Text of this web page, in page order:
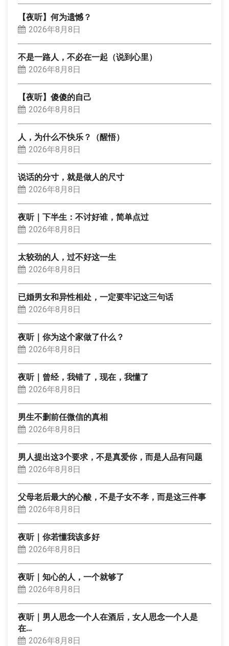
【夜听】何为遗憾？
2026年8月8日
不是一路人，不必在一起（说到心里）
2026年8月8日
【夜听】傻傻的自己
2026年8月8日
人，为什么不快乐？（醒悟）
2026年8月8日
说话的分寸，就是做人的尺寸
2026年8月8日
夜听｜下半生：不讨好谁，简单点过
2026年8月8日
太较劲的人，过不好这一生
2026年8月8日
已婚男女和异性相处，一定要牢记这三句话
2026年8月8日
夜听｜你为这个家做了什么？
2026年8月8日
夜听｜曾经，我错了，现在，我懂了
2026年8月8日
男生不删前任微信的真相
2026年8月8日
男人提出这3个要求，不是真爱你，而是人品有问题
2026年8月8日
父母老后最大的心酸，不是子女不孝，而是这三件事
2026年8月8日
夜听｜你若懂我该多好
2026年8月8日
夜听｜知心的人，一个就够了
2026年8月8日
夜听｜男人思念一个人在酒后，女人思念一个人是
在…
2026年8月8日